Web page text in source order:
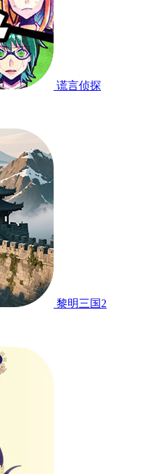
谎言侦探
黎明三国2